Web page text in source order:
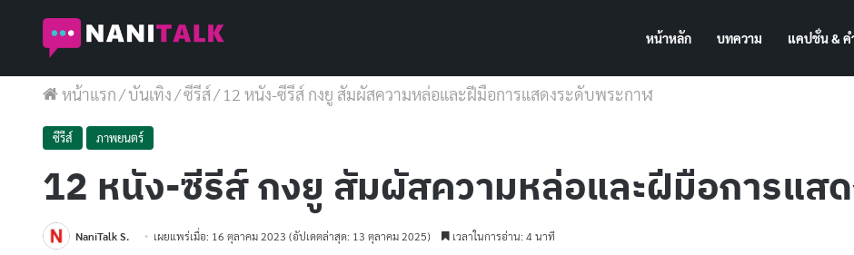
หน้าหลัก บทความ แคปชั่น & ค
หน้าแรก/บันเทิง/ซีรีส์/ 12 หนัง-ซีรีส์ กงยู สัมผัสความหล่อและฝีมือการแสดงระดับพระกาฬ
ซีรีส์ ภาพยนตร์
12 หนัง-ซีรีส์ กงยู สัมผัสความหล่อและฝีมือการแส
NaniTalk S. เผยแพร่เมื่อ: 16 ตุลาคม 2023 (อัปเดตล่าสุด: 13 ตุลาคม 2025) เวลาในการอ่าน: 4 นาที